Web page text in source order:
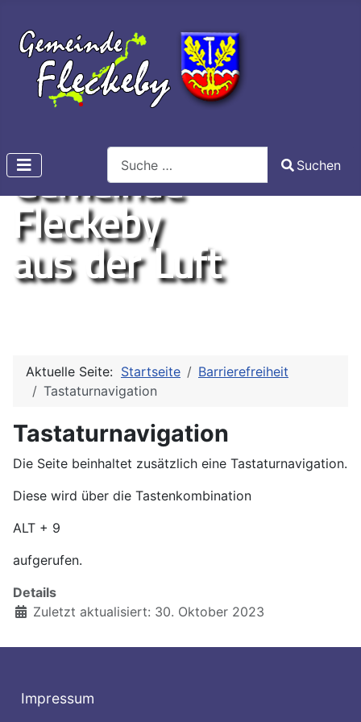
Type 2 or more characters for results.
Suchen
Gemeinde
Fleckeby
aus der Luft
Aktuelle Seite: Startseite
Barrierefreiheit
Tastaturnavigation
Tastaturnavigation
Die Seite beinhaltet zusätzlich eine Tastaturnavigation.
Diese wird über die Tastenkombination
ALT + 9
aufgerufen.
Details
Zuletzt aktualisiert: 30. Oktober 2023
Impressum